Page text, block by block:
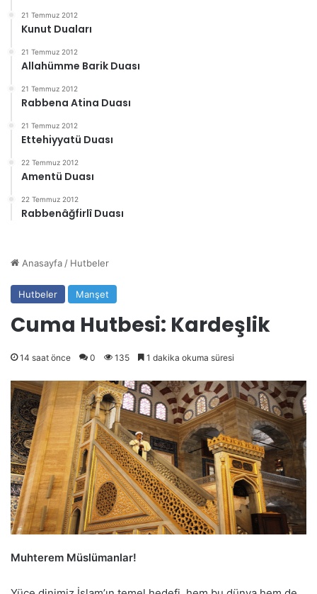
21 Temmuz 2012
Kunut Duaları
21 Temmuz 2012
Allahümme Barik Duası
21 Temmuz 2012
Rabbena Atina Duası
21 Temmuz 2012
Ettehiyyatü Duası
22 Temmuz 2012
Amentü Duası
22 Temmuz 2012
Rabbenâğfirlî Duası